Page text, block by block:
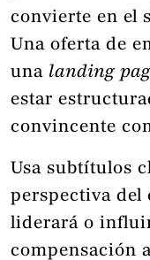
convierte en el
Una oferta de
una landing
estar
convincente
Usa subtítulos
perspectiva del
liderará o
compensación